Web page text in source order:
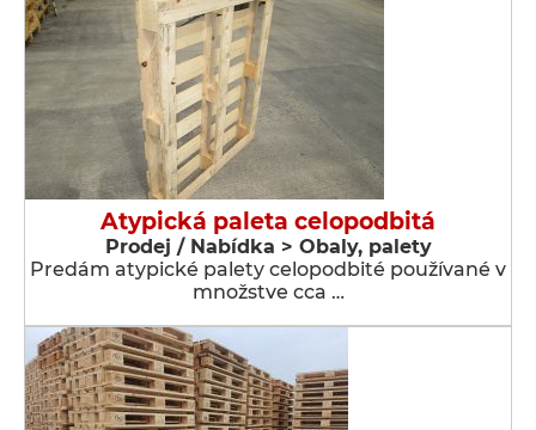
Atypická paleta celopodbitá
Prodej / Nabídka > Obaly, palety
Predám atypické palety celopodbité používané v
množstve cca …